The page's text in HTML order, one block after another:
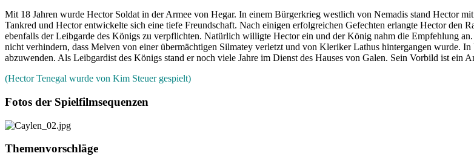
Mit 18 Jahren wurde Hector Soldat in der Armee von Hegar. In einem Bürgerkrieg westlich von Nemadis stand Hector
Tankred und Hector entwickelte sich eine tiefe Freundschaft. Nach einigen erfolgreichen Gefechten erlangte Hector den
ebenfalls der Leibgarde des Königs zu verpflichten. Natürlich willigte Hector ein und der König nahm die Empfehlung
nicht verhindern, dass Melven von einer übermächtigen Silmatey verletzt und von Kleriker Lathus hintergangen wurde.
abzuwenden. Als Leibgardist des Königs stand er noch viele Jahre im Dienst des Hauses von Galen. Sein Vorbild ist ein
(Hector Tenegal wurde von Kim Steuer gespielt)
Fotos der Spielfilmsequenzen
Themenvorschläge